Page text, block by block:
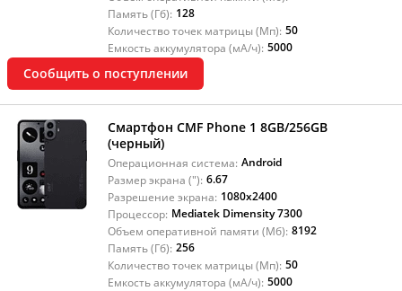
Память (Гб): 128
Количество точек матрицы (Мп): 50
Емкость аккумулятора (мА/ч): 5000
Сообщить о поступлении
Смартфон CMF Phone 1 8GB/256GB
(черный)
Операционная система: Android
Размер экрана ("): 6.67
Разрешение экрана: 1080x2400
Процессор: Mediatek Dimensity 7300
Объем оперативной памяти (Мб): 8192
Память (Гб): 256
Количество точек матрицы (Мп): 50
Емкость аккумулятора (мА/ч): 5000